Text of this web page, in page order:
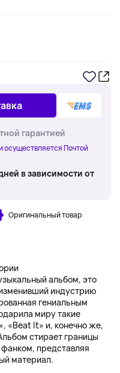
гарантией
осуществляется Почтой
в зависимости от
Оригинальный товар
альбом, это
индустрию
гениальным
миру такие
«Beat It» и, конечно же,
стирает границы
представляя
материал.